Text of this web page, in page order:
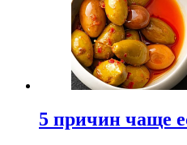
5 причин чаще